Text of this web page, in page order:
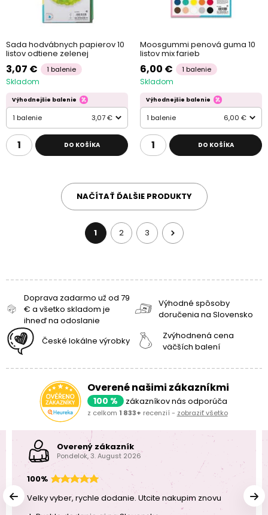
Sada hodvábnych papierov 10
listov odtiene zelenej
3,07 € 1 balenie
Skladom
Výhodnejšie balenie
1 balenie 3,07 €
DO KOŠÍKA
Moosgummi penová guma 10
listov mix farieb
6,00 € 1 balenie
Skladom
Výhodnejšie balenie
1 balenie 6,00 €
DO KOŠÍKA
NAČÍTAŤ ĎALŠIE PRODUKTY
1 2 3
Doprava zadarmo už od 79
€ a všetko skladom je
ihneď na odoslanie
Výhodné spôsoby
doručenia na Slovensko
České lokálne výrobky
Zvýhodnená cena
väčších balení
Overené našimi zákazníkmi
100 % zákazníkov nás odporúča
z celkom 1 833+ recenzií - zobraziť všetko
Overený zákazník
Pondelok, 3. August 2026
100%
Velky vyber, rychle dodanie. Utcite nakupim znovu